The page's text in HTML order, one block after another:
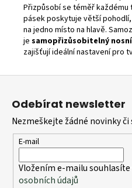
Přizpůsobí se téměř
pásek poskytuje větší
na jedno místo na hlavě.
je samopřizůsobitelný
zajišťují ideální nastavení pro
Z
Odebírat newsletter
Nezmeškejte žádné novinky či
E-mail
Vložením e-mailu souhlasíte
osobních údajů